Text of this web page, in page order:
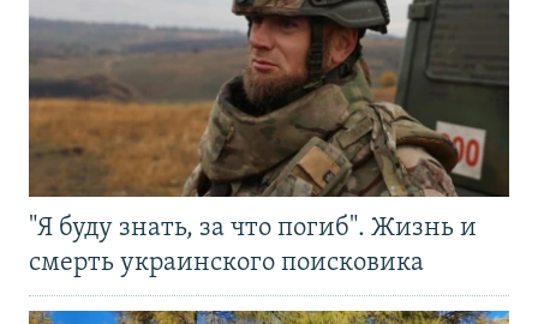
"Я буду знать, за что погиб". Жизнь и
смерть украинского поисковика